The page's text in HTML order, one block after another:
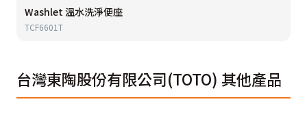
Washlet 溫水洗淨便座
TCF6601T
台灣東陶股份有限公司(TOTO) 其他產品